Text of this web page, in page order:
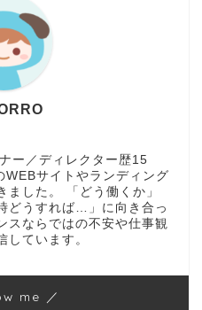
ー／ディレクター歴15
サイトやランディング
ました。 「どう働くか」
どうすれば…」に向き合っ
スならではの不安や仕事観
しています。
me ／